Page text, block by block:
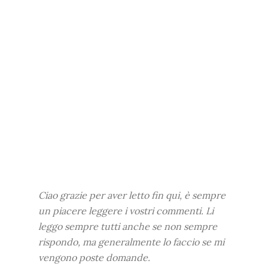
Ciao grazie per aver letto fin qui, è sempre
un piacere leggere i vostri commenti. Li
leggo sempre tutti anche se non sempre
rispondo, ma generalmente lo faccio se mi
vengono poste domande.